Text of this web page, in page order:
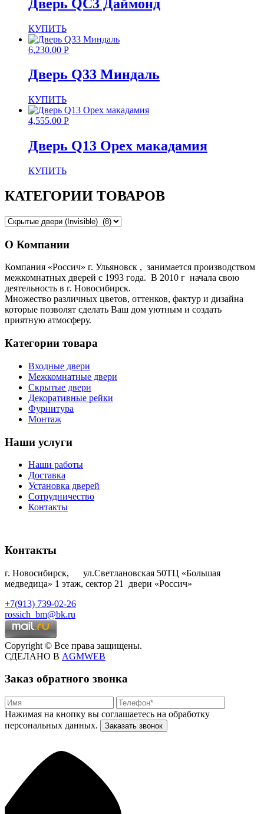
Дверь QC3 Даймонд
КУПИТЬ
6,230.00 Р
Дверь Q33 Миндаль
КУПИТЬ
4,555.00 Р
Дверь Q13 Орех макадамия
КУПИТЬ
КАТЕГОРИИ ТОВАРОВ
О Компании
Компания «Россич» г. Ульяновск , занимается производством
межкомнатных дверей с 1993 года. В 2010 г начала свою
деятельность в г. Новосибирск.
Множество различных цветов, оттенков, фактур и дизайна
которые позволят сделать Ваш дом уютным и создать
приятную атмосферу.
Категории товара
Входные двери
Межкомнатные двери
Скрытые двери
Декоративные рейки
Фурнитура
Монтаж
Наши услуги
Наши работы
Доставка
Установка дверей
Сотрудничество
Контакты
Контакты
г. Новосибирск, ул.Светлановская 50ТЦ «Большая
медведица» 1 этаж, сектор 21 двери «Россич»
+7(913) 739-02-26
rossich_bm@bk.ru
Copyright © Все права защищены.
СДЕЛАНО В AGMWEB
Заказ обратного звонка
Нажимая на кнопку вы соглашаетесь на обработку
персональных данных.
Заказать звонок